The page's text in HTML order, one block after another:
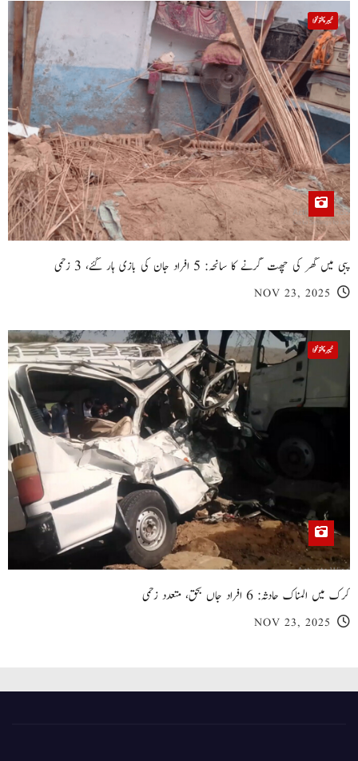
خیبر پختونخوا
پبی میں گھر کی چھت گرنے کا سانحہ: 5 افراد جان کی بازی ہار گئے، 3 زخمی
NOV 23, 2025
خیبر پختونخوا
کرک میں المناک حادثہ: 6 افراد جاں بحق، متعدد زخمی
NOV 23, 2025